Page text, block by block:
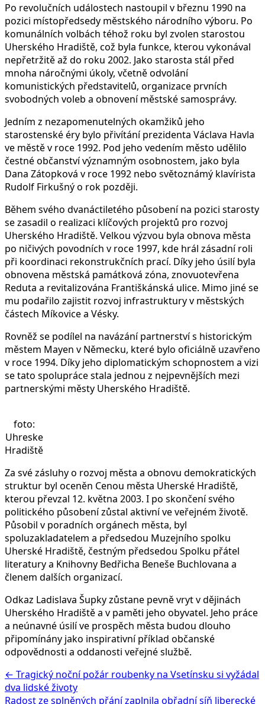
Po revolučních událostech nastoupil v březnu 1990 na
pozici místopředsedy městského národního výboru. Po
komunálních volbách téhož roku byl zvolen starostou
Uherského Hradiště, což byla funkce, kterou vykonával
nepřetržitě až do roku 2002. Jako starosta stál před
mnoha náročnými úkoly, včetně odvolání
komunistických představitelů, organizace prvních
svobodných voleb a obnovení městské samosprávy.
Jedním z nezapomenutelných okamžiků jeho
starostenské éry bylo přivítání prezidenta Václava Havla
ve městě v roce 1992. Pod jeho vedením město udělilo
čestné občanství významným osobnostem, jako byla
Dana Zátopková v roce 1992 nebo světoznámý klavírista
Rudolf Firkušný o rok později.
Během svého dvanáctiletého působení na pozici starosty
se zasadil o realizaci klíčových projektů pro rozvoj
Uherského Hradiště. Velkou výzvou byla obnova města
po ničivých povodních v roce 1997, kde hrál zásadní roli
při koordinaci rekonstrukčních prací. Díky jeho úsilí byla
obnovena městská památková zóna, znovuotevřena
Reduta a revitalizována Františkánská ulice. Mimo jiné se
mu podařilo zajistit rozvoj infrastruktury v městských
částech Míkovice a Vésky.
Rovněž se podílel na navázání partnerství s historickým
městem Mayen v Německu, které bylo oficiálně uzavřeno
v roce 1994. Díky jeho diplomatickým schopnostem a vizi
se tato spolupráce stala jednou z nejpevnějších mezi
partnerskými městy Uherského Hradiště.
foto:
Uhreske
Hradiště
Za své zásluhy o rozvoj města a obnovu demokratických
struktur byl oceněn Cenou města Uherské Hradiště,
kterou převzal 12. května 2003. I po skončení svého
politického působení zůstal aktivní ve veřejném životě.
Působil v poradních orgánech města, byl
spoluzakladatelem a předsedou Muzejního spolku
Uherské Hradiště, čestným předsedou Spolku přátel
literatury a Knihovny Bedřicha Beneše Buchlovana a
členem dalších organizací.
Odkaz Ladislava Šupky zůstane pevně vryt v dějinách
Uherského Hradiště a v paměti jeho obyvatel. Jeho práce
a neúnavné úsilí ve prospěch města budou dlouho
připomínány jako inspirativní příklad občanské
odpovědnosti a oddanosti veřejné službě.
← Tragický noční požár roubenky na Vsetínsku si vyžádal
dva lidské životy
Radost ze splněných přání zaplnila obřadní síň liberecké